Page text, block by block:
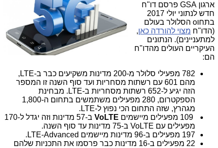
ארגון GSA פרסם דו"ח
חדש לנתוני יולי 2017
בתחוo הסלולר בעולם
(הדו"ח מצוי להורדה כאן,
למתעניינים). הנתונים
העיקריים העולים מהדו"ח
הם:
782 מפעילי סלולר מ-200 מדינות משקיעים כבר ב-LTE,
מהם 601 עם רשתות מסחריות ועד סוף השנה זו המספר
הזה יגיע ל-652 רשתות מסחריות ב-LTE. מבחינת
הספקטרום, 280 מפעילים משתמשים בתחום ה-1,800
מגהרץ, שזה התחום הכי נפוץ ל-LTE.
VoLTE
ב-57 מדינות וזה יגדל ל-170
מפעילים עם VoLTE ב-75 מדינות עד סוף השנה.
197 מפעילים ב-96 מדינות מיישמים LTE-Advanced.
22 מפעילים ב-16 מדינות כבר פרסמו את התכניות שלהם